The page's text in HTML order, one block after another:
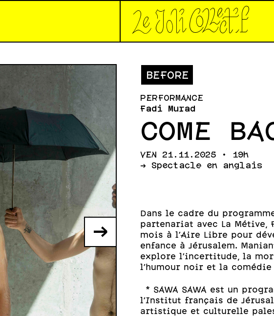
*Le joli collectif*
→
BEFORE
PERFORMANCE
Fadi Murad
COME
VEN 21.11.2025 • 19h
-> Spectacle en anglais
Dans le cadre du
partenariat avec La Métive,
mois à l’Aire Libre pour
enfance à Jérusalem.
explore l'incertitude, la
l’humour noir et la
* SAWA SAWA est un
l'Institut français de
artistique et culturelle